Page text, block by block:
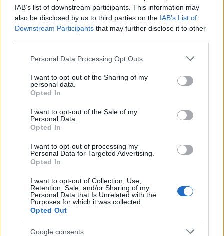
IAB’s list of downstream participants. This information may
also be disclosed by us to third parties on the IAB’s List of
Downstream Participants that may further disclose it to other
Please note that this website/app uses one or more Google
not limited to your visit or usage behaviour. You may click to
grant or deny consent to Google and its third-party tags to
use your data for below specified purposes in below Google
consent section.
Personal Data Processing Opt Outs
I want to opt-out of the Sharing of my
personal data.
Opted In
I want to opt-out of the Sale of my
Personal Data.
Opted In
I want to opt-out of processing my
Personal Data for Targeted Advertising.
Opted In
I want to opt-out of Collection, Use,
Retention, Sale, and/or Sharing of my
Personal Data that Is Unrelated with the
Purposes for which it was collected.
Opted Out
Google consents
s kolesarskimi klubi, športnimi klubi za raznorazne
športne priprave, seveda pa tudi z mladinskimi društvi
imajo veliko izbiro produktov, med katerimi se
zagotovo za vsakega nekaj najde in verjamejo, da bodo
postaliprimer dobre prakse
, ki bo lahko zgled tudi